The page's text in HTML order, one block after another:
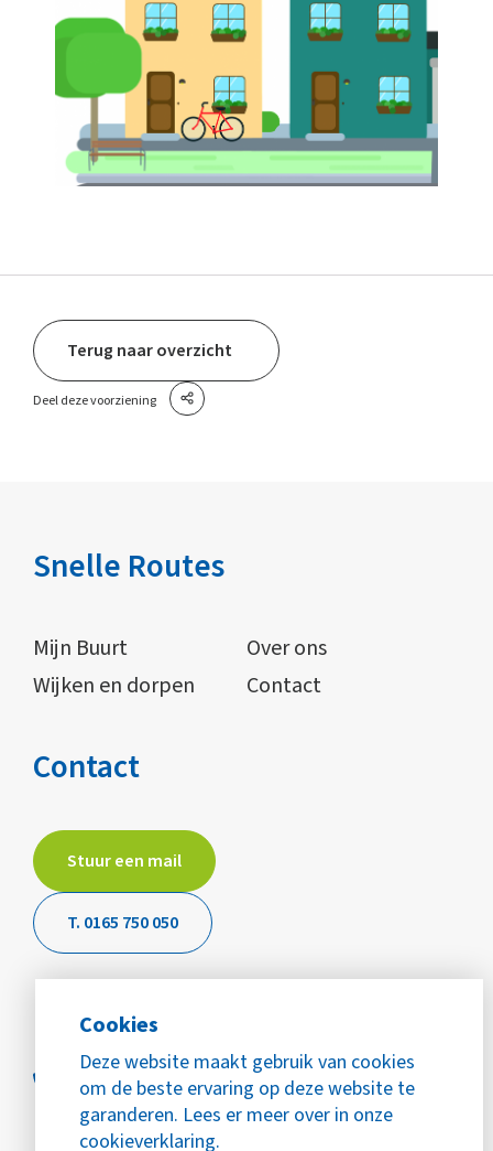
Cookies
Deze website maakt gebruik van cookies
om de beste ervaring op deze website te
garanderen. Lees er meer over in onze
cookieverklaring.
Terug naar overzicht
Deel deze voorziening
Snelle Routes
Mijn Buurt
Over ons
Wijken en dorpen
Contact
Contact
Stuur een mail
T. 0165 750 050